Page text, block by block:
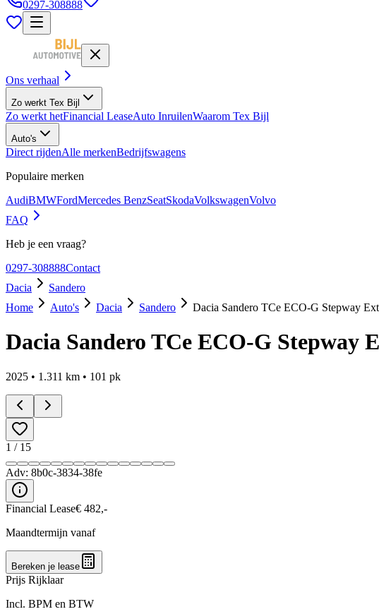
0297-308888
Ons verhaal
Zo werkt Tex Bijl
Zo werkt hetFinancial LeaseAuto InruilenWaarom Tex Bijl
Auto's
Direct rijdenAlle merkenBedrijfswagens
Populaire merken
AudiBMWFordMercedes BenzSeatSkodaVolkswagenVolvo
FAQ
Heb je een vraag?
0297-308888Contact
Dacia
Sandero
Home
Auto's Dacia Sandero Dacia Sandero TCe ECO-G Stepway
Dacia Sandero TCe ECO-G Stepway
2025 • 1.311 km • 101 pk
1 / 15
Adv: 8b0c-3834-38fe
Financial Lease€ 482,-
Maandtermijn vanaf
Bereken je lease
Prijs Rijklaar
Incl. BPM en BTW